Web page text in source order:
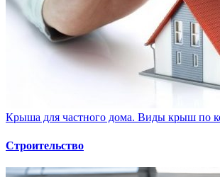
Крыша для частного дома. Виды крыш по
Строительство